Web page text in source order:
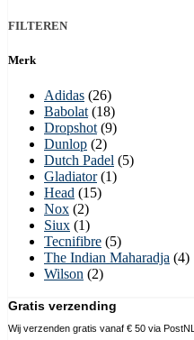
FILTEREN
Merk
Adidas (26)
Babolat (18)
Dropshot (9)
Dunlop (2)
Dutch Padel (5)
Gladiator (1)
Head (15)
Nox (2)
Siux (1)
Tecnifibre (5)
The Indian Maharadja (4)
Wilson (2)
Gratis verzending
Wij verzenden gratis vanaf € 50 via PostNL.